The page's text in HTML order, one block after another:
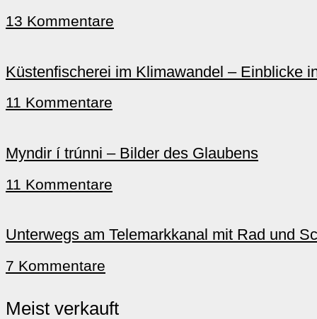
13 Kommentare
Küstenfischerei im Klimawandel – Einblicke
11 Kommentare
Myndir í trúnni – Bilder des Glaubens
11 Kommentare
Unterwegs am Telemarkkanal mit Rad und
7 Kommentare
Meist verkauft